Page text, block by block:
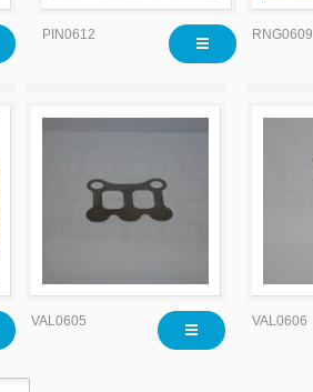
PIN0612 RNG0609
VAL0605 VAL0606